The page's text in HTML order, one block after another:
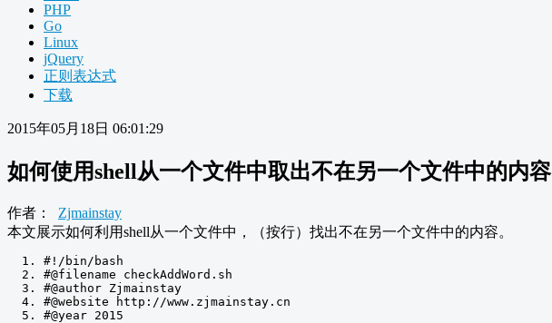
PHP
Go
Linux
jQuery
正则表达式
下载
2015年05月18日 06:01:29
如何使用shell从一个文件中取出不在另一个文件中的内容
作者： Zjmainstay
本文展示如何利用shell从一个文件中，（按行）找出不在另一个文件中的内容。
#!/bin/bash
#@filename checkAddWord.sh
#@author Zjmainstay
#@website http://www.zjmainstay.cn
#@year 2015